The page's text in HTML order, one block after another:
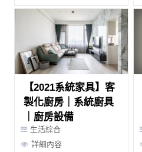
【2021系統家具】客
製化廚房｜系統廚具
｜廚房設備
生活綜合
詳細內容